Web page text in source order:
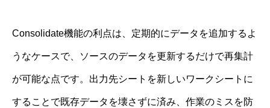
Consolidate機能の利点は、定期的にデータを追加するよ
うなケースで、ソースのデータを更新するだけで再集計
が可能な点です。出力先シートを新しいワークシートに
することで既存データを壊さずに済み、作業のミスを防